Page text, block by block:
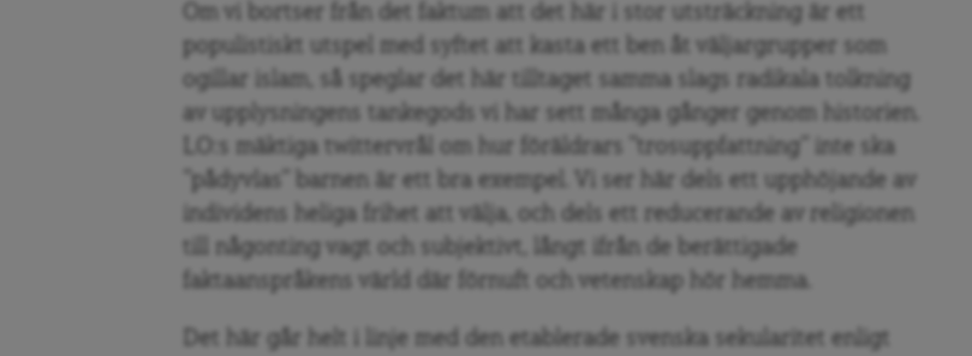
Om vi bortser från det faktum att det här i stor utsträckning är ett
populistiskt utspel med syftet att kasta ett ben åt väljargrupper som
ogillar islam, så speglar det här tilltaget samma slags radikala tolkning
av upplysningens tankegods vi har sett många gånger genom historien.
LO:s mäktiga twittervrål om hur föräldrars ”trosuppfattning” inte ska
”pådyvlas” barnen är ett bra exempel. Vi ser här dels ett upphöjande av
individens heliga frihet att välja, och dels ett reducerande av religionen
till någonting vagt och subjektivt, långt ifrån de berättigade
faktaanspråkens värld där förnuft och vetenskap hör hemma.
Det här går helt i linje med den etablerade svenska sekularitet enligt